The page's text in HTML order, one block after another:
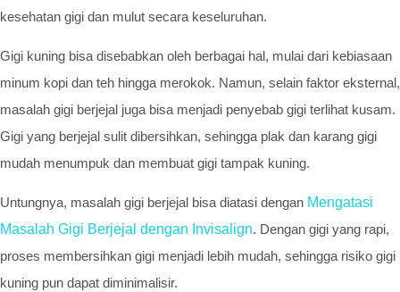
kesehatan gigi dan mulut secara keseluruhan.
Gigi kuning bisa disebabkan oleh berbagai hal, mulai dari kebiasaan
minum kopi dan teh hingga merokok. Namun, selain faktor eksternal,
masalah gigi berjejal juga bisa menjadi penyebab gigi terlihat kusam.
Gigi yang berjejal sulit dibersihkan, sehingga plak dan karang gigi
mudah menumpuk dan membuat gigi tampak kuning.
Untungnya, masalah gigi berjejal bisa diatasi dengan Mengatasi
Masalah Gigi Berjejal dengan Invisalign. Dengan gigi yang rapi,
proses membersihkan gigi menjadi lebih mudah, sehingga risiko gigi
kuning pun dapat diminimalisir.